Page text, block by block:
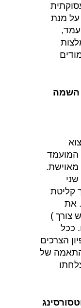
על מנת
השמה
המועמד
קליטת
את
צורך )
ככל
הצרכים
של